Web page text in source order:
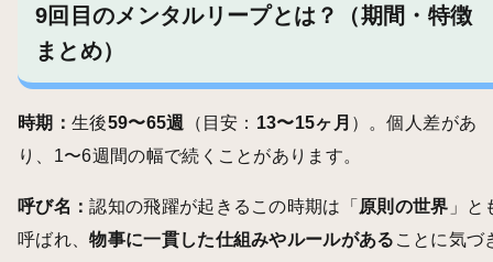
9回目のメンタルリープとは？（期間・特徴
まとめ）
時期： 生後59〜65週 （目安： 13〜15ヶ月 ）。個人差があ
り、1〜6週間の幅で続くことがあります。
呼び名：認知の飛躍が起きるこの時期は「 原則の世界 」と
呼ばれ、物事に一貫した仕組みやルールがある ことに気づ